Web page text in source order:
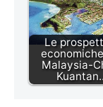
Le
Malaysia-